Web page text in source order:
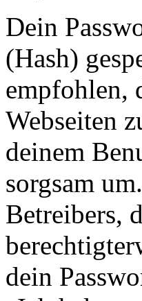
Dein
(Hash)
empfohlen,
Webseiten
deinem
sorgsam
Betreibers,
dein